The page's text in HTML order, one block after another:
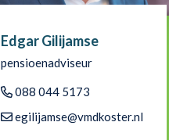
Edgar Gilijamse
pensioenadviseur
088 044 5173
egilijamse@vmdkoster.nl